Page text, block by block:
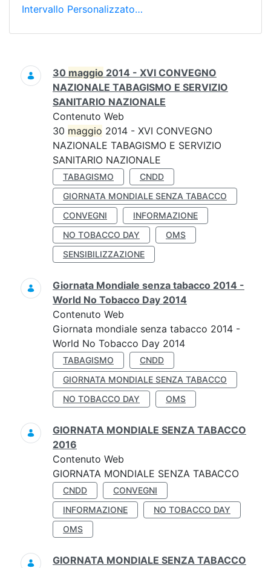
Intervallo Personalizzato…
Ricerca
30 maggio 2014 - XVI CONVEGNO
NAZIONALE TABAGISMO E SERVIZIO
SANITARIO NAZIONALE
Contenuto Web
30 maggio 2014 - XVI CONVEGNO
NAZIONALE TABAGISMO E SERVIZIO
SANITARIO NAZIONALE
TABAGISMO
CNDD
GIORNATA MONDIALE SENZA TABACCO
CONVEGNI
INFORMAZIONE
NO TOBACCO DAY
OMS
SENSIBILIZZAZIONE
Giornata Mondiale senza tabacco 2014 -
World No Tobacco Day 2014
Contenuto Web
Giornata mondiale senza tabacco 2014 -
World No Tobacco Day 2014
TABAGISMO
CNDD
GIORNATA MONDIALE SENZA TABACCO
NO TOBACCO DAY
OMS
GIORNATA MONDIALE SENZA TABACCO
2016
Contenuto Web
GIORNATA MONDIALE SENZA TABACCO
CNDD
CONVEGNI
INFORMAZIONE
NO TOBACCO DAY
OMS
GIORNATA MONDIALE SENZA TABACCO